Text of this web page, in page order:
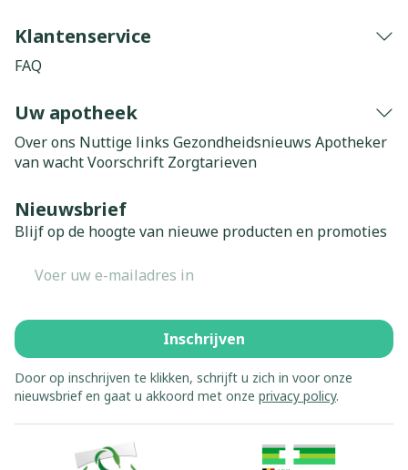
Klantenservice
FAQ
Uw apotheek
Over ons Nuttige links Gezondheidsnieuws Apotheker
van wachtVoorschrift Zorgtarieven
Nieuwsbrief
Blijf op de hoogte van nieuwe producten en promoties
Inschrijven
Door op inschrijven te klikken, schrijft u zich in voor onze
nieuwsbrief en gaat u akkoord met onze privacy policy.